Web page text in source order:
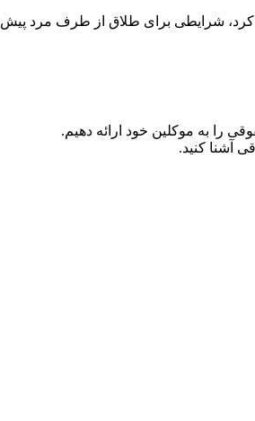
کرد، شرایطی برای طلاق از طرف مرد پیش
را به موکلین خود ارائه دهیم.
آشنا کنید.